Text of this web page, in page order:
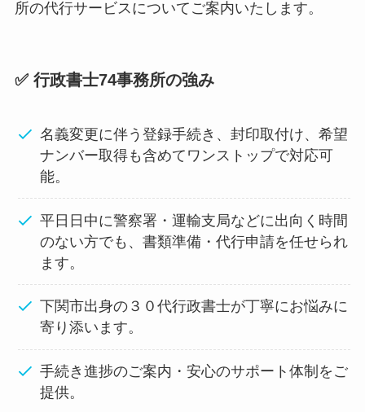
所の代行サービスについてご案内いたします。
✅ 行政書士74事務所の強み
名義変更に伴う登録手続き、封印取付け、希望
ナンバー取得も含めてワンストップで対応可
能。
平日日中に警察署・運輸支局などに出向く時間
のない方でも、書類準備・代行申請を任せられ
ます。
下関市出身の３０代行政書士が丁寧にお悩みに
寄り添います。
手続き進捗のご案内・安心のサポート体制をご
提供。